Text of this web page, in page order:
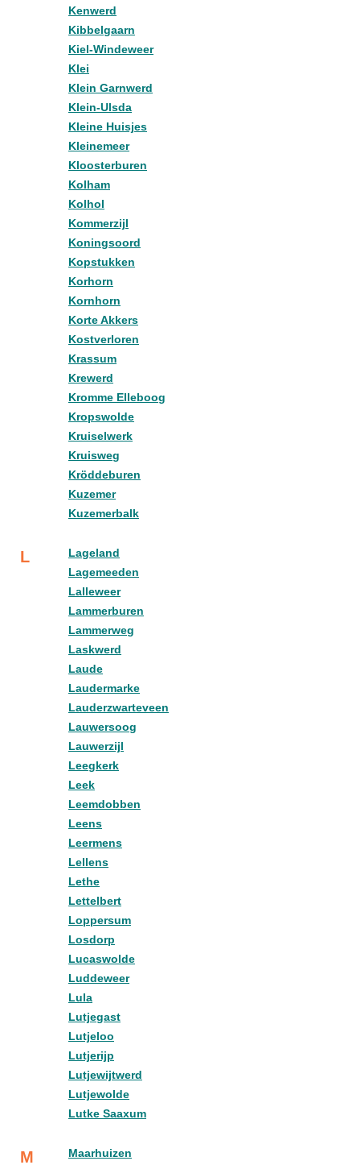
Kenwerd
Kibbelgaarn
Kiel-Windeweer
Klei
Klein Garnwerd
Klein-Ulsda
Kleine Huisjes
Kleinemeer
Kloosterburen
Kolham
Kolhol
Kommerzijl
Koningsoord
Kopstukken
Korhorn
Kornhorn
Korte Akkers
Kostverloren
Krassum
Krewerd
Kromme Elleboog
Kropswolde
Kruiselwerk
Kruisweg
Kröddeburen
Kuzemer
Kuzemerbalk
L
Lageland
Lagemeeden
Lalleweer
Lammerburen
Lammerweg
Laskwerd
Laude
Laudermarke
Lauderzwarteveen
Lauwersoog
Lauwerzijl
Leegkerk
Leek
Leemdobben
Leens
Leermens
Lellens
Lethe
Lettelbert
Loppersum
Losdorp
Lucaswolde
Luddeweer
Lula
Lutjegast
Lutjeloo
Lutjerijp
Lutjewijtwerd
Lutjewolde
Lutke Saaxum
M
Maarhuizen